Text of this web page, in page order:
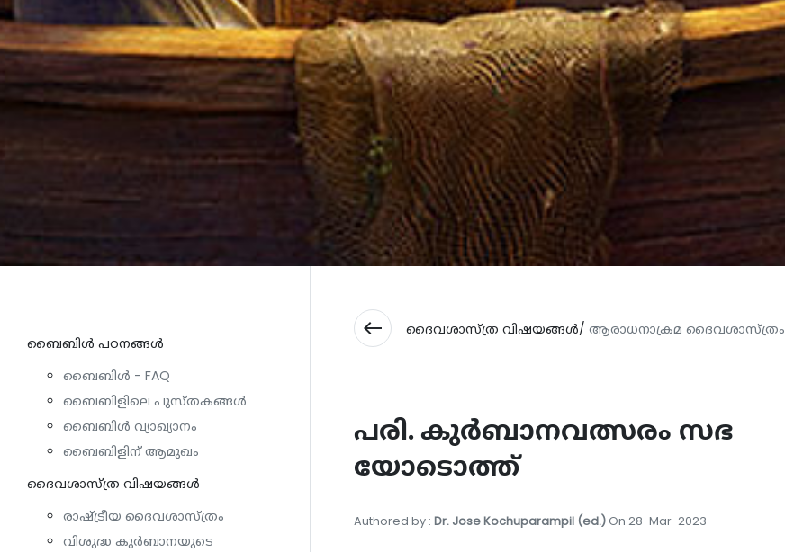
ബൈബിള്‍ പഠനങ്ങള്‍
ബൈബിൾ - FAQ
ബൈബിളിലെ പുസ്തകങ്ങൾ
ബൈബിൾ വ്യാഖ്യാനം
ബൈബിളിന് ആമുഖം
ദൈവശാസ്ത്ര വിഷയങ്ങള്‍
രാഷ്ട്രീയ ദൈവശാസ്ത്രം
വിശുദ്ധ കുർബാനയുടെ
west ദൈവശാസ്ത്ര വിഷയങ്ങള്‍/ ആരാധനാക്രമ ദൈവശാസ്ത്രം
പരി. കുർബാനവത്സരം സഭ
യോടൊത്ത്
Authored by : Dr. Jose Kochuparampil (ed.)On 28-Mar-2023